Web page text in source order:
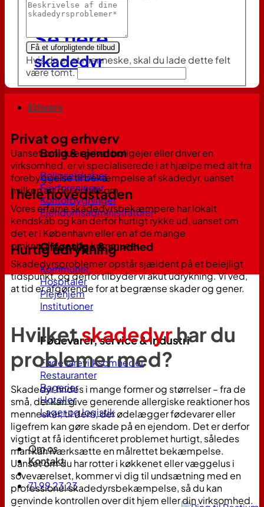
Se flere
skadedyr
Erhverv
Bolig & ejendom
Boligselskaber
Ejerforeninger
Kontorbygninger
Ejendomsadministratorer
Offentlige & sundhed
Kommuner
Hospitaler
Plejehjem
Institutioner
Fødevarer, service & industri
Fødevarevirksomheder
Restauranter
Bagerier
Hoteller
Lager og logistik
Om os
Kontakt
71 99 23 23
Få et uforpligtende tilbud
Hvis du er et menneske, skal du lade dette felt
være tomt.
Privat og erhverv
Uanset om du er privat boligejer eller driver en
virksomhed, er vi specialiserede i at hjælpe med alt fra
forebyggelse til bekæmpelse af skadedyr, uanset
hvilken art der er tale om.
I hele hovedstaden
Vores erfarne skadedyrsbekæmpere har lokalt
kendskab og kan derfor hurtigt rykke ud, uanset om
det er i København eller en af de mange
omkringliggende kommuner.
Hurtig udrykning
Skadedyrsproblemer opstår sjældent på et belejligt
tidspunkt, og derfor tilbyder vi akut udrykning. Vi ved,
at tid er afgørende for at begrænse skader og gener.
Hvilketskadedyrhar du
problemer med?
Skadedyr findes i mange former og størrelser – fra de
små, der kan give generende allergiske reaktioner hos
mennesker, til dem, der ødelægger fødevarer eller
ligefrem kan gøre skade på en ejendom. Det er derfor
vigtigt at få identificeret problemet hurtigt, således
man kan iværksætte en målrettet bekæmpelse.
Uanset om du har rotter i køkkenet eller væggelus i
soveværelset, kommer vi dig til undsætning med en
professionel skadedyrsbekæmpelse, så du kan
genvinde kontrollen over dit hjem eller din virksomhed.